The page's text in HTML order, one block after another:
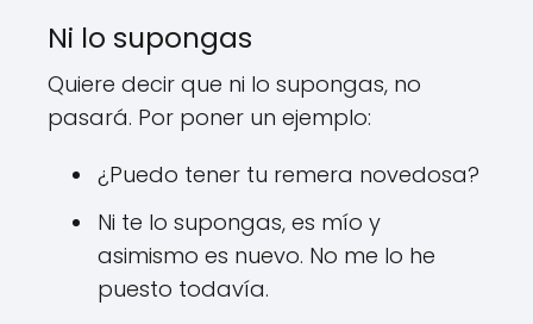
Ni lo supongas
Quiere decir que ni lo supongas, no
pasará. Por poner un ejemplo:
¿Puedo tener tu remera novedosa?
Ni te lo supongas, es mío y
asimismo es nuevo. No me lo he
puesto todavía.